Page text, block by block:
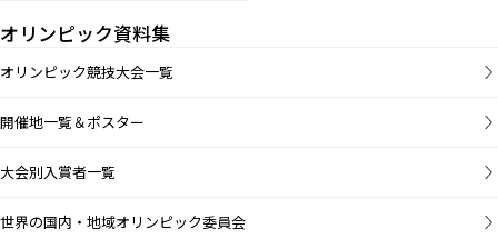
オリンピック資料集
オリンピック競技大会一覧
開催地一覧＆ポスター
大会別入賞者一覧
世界の国内・地域オリンピック委員会